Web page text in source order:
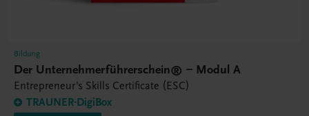
Bildung
Der Unternehmerführerschein® – Modul A
Entrepreneur's Skills Certificate (ESC)
TRAUNER-DigiBox